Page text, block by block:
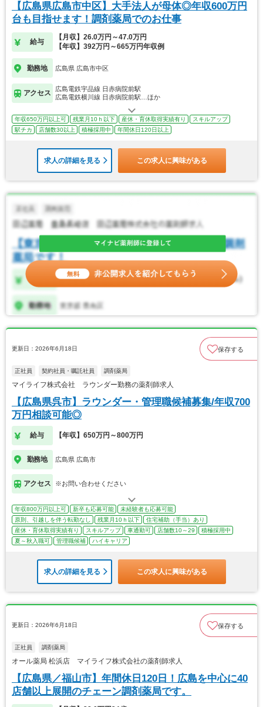
【広島県広島市中区】大手法人が母体◎年収600万円
台も目指せます！調剤薬局でのお仕事
給与
【月収】26.0万円～47.0万円
【年収】392万円～665万円年収例
勤務地 広島県 広島市中区
アクセス
広島電鉄宇品線 日赤病院前駅
広島電鉄横川線 日赤病院前駅…ほか
年収650万円以上可 残業月10ｈ以下 産休・育休取得実績有り
スキルアップ
駅チカ
店舗数30以上 積極採用中 年間休日120日以上
求人の詳細を見る この求人に興味がある
更新日：2026年6月18日 保存する
正社員 契約社員・嘱託社員 調剤薬局
マイライフ株式会社 ラウンダー勤務の薬剤師求人
【広島県呉市】ラウンダー・管理職候補募集/年収700
万円相談可能◎
給与 【年収】650万円～800万円
勤務地 広島県 広島市
アクセス ※お問い合わせください
年収800万円以上可 新卒も応募可能
未経験者も応募可能
原則、引越しを伴う転勤なし
残業月10ｈ以下
住宅補助（手当）あり
産休・育休取得実績有り
スキルアップ 車通勤可 店舗数10～29
積極採用中
夏～秋入職可
管理職候補 ハイキャリア
求人の詳細を見る この求人に興味がある
更新日：2026年6月18日 保存する
正社員 調剤薬局
オール薬局 松浜店 マイライフ株式会社の薬剤師求人
【広島県／福山市】年間休日120日！広島を中心に40
店舗以上展開のチェーン調剤薬局です。